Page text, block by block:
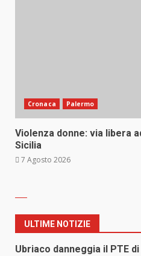
Cronaca Palermo
Violenza donne: via libera
Sicilia
7 Agosto 2026
ULTIME NOTIZIE
Ubriaco danneggia il PTE